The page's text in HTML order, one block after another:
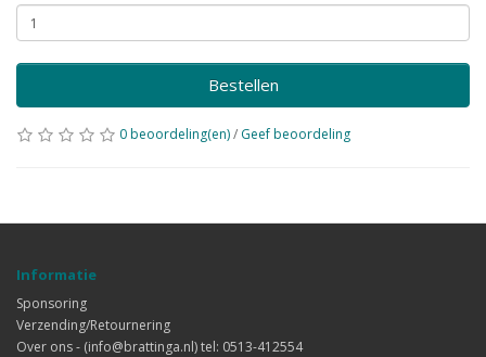
Bestellen
0 beoordeling(en)/ Geef beoordeling
Informatie
Sponsoring
Verzending/Retournering
Over ons - (info@brattinga.nl) tel: 0513-412554